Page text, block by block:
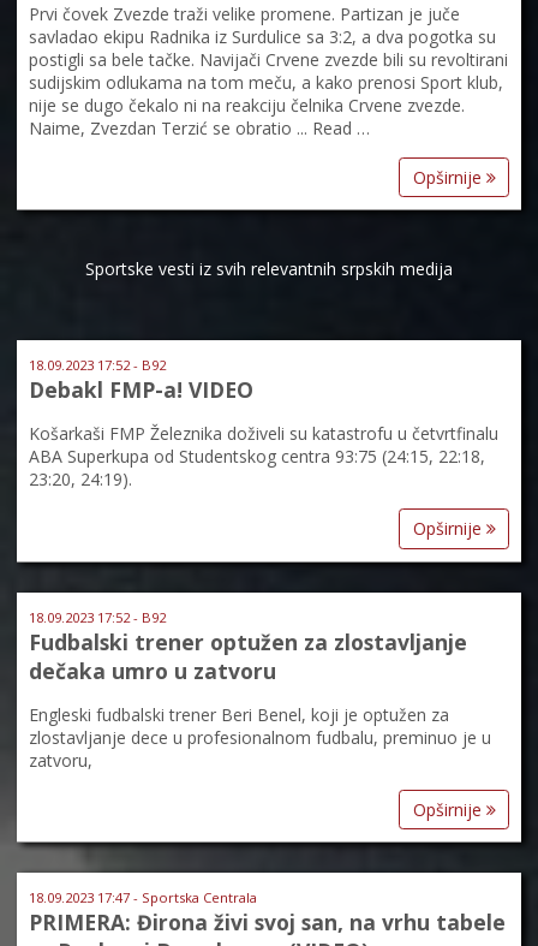
Prvi čovek Zvezde traži velike promene. Partizan je juče
savladao ekipu Radnika iz Surdulice sa 3:2, a dva pogotka su
postigli sa bele tačke. Navijači Crvene zvezde bili su revoltirani
sudijskim odlukama na tom meču, a kako prenosi Sport klub,
nije se dugo čekalo ni na reakciju čelnika Crvene zvezde.
Naime, Zvezdan Terzić se obratio ... Read …
Opširnije
Sportske vesti iz svih relevantnih srpskih medija
18.09.2023 17:52 - B92
Debakl FMP-a! VIDEO
Košarkaši FMP Železnika doživeli su katastrofu u četvrtfinalu
ABA Superkupa od Studentskog centra 93:75 (24:15, 22:18,
23:20, 24:19).
Opširnije
18.09.2023 17:52 - B92
Fudbalski trener optužen za zlostavljanje
dečaka umro u zatvoru
Engleski fudbalski trener Beri Benel, koji je optužen za
zlostavljanje dece u profesionalnom fudbalu, preminuo je u
zatvoru,
Opširnije
18.09.2023 17:47 - Sportska Centrala
PRIMERA: Đirona živi svoj san, na vrhu tabele